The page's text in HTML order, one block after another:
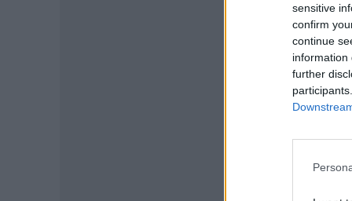
sensitive
confirm
continue
information
further